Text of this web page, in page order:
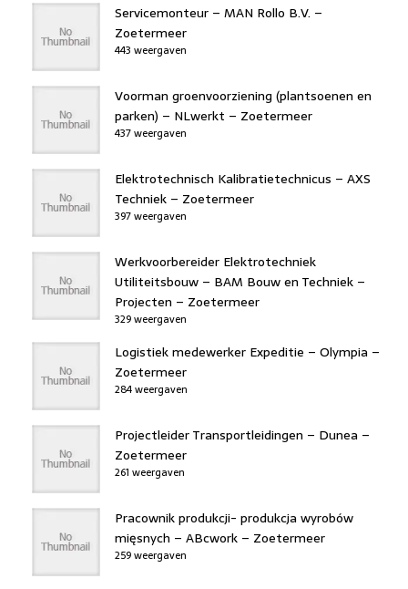
Servicemonteur – MAN Rollo B.V. –
Zoetermeer
443 weergaven
Voorman groenvoorziening (plantsoenen en
parken) – NLwerkt – Zoetermeer
437 weergaven
Elektrotechnisch Kalibratietechnicus – AXS
Techniek – Zoetermeer
397 weergaven
Werkvoorbereider Elektrotechniek
Utiliteitsbouw – BAM Bouw en Techniek –
Projecten – Zoetermeer
329 weergaven
Logistiek medewerker Expeditie – Olympia –
Zoetermeer
284 weergaven
Projectleider Transportleidingen – Dunea –
Zoetermeer
261 weergaven
Pracownik produkcji- produkcja wyrobów
mięsnych – ABcwork – Zoetermeer
259 weergaven